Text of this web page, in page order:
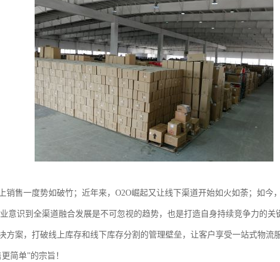
销售一度势如破竹；近年来，O2O崛起又让线下渠道开始如火如荼；如今
意识到全渠道融合发展是不可忽视的趋势，也是打造自身持续竞争力的关
方案，打破线上库存和线下库存分割的管理壁垒，让客户享受一站式物流
简单”的宗旨！